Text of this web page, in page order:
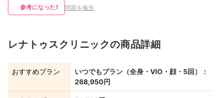
参考になった1 問題を報告
レナトゥスクリニックの商品詳細
おすすめプラン
いつでもプラン（全身・VIO・顔・5回）：
268,950円